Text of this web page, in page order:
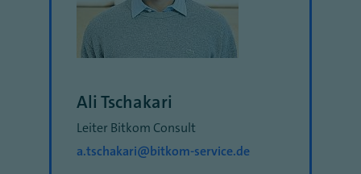
Ali Tschakari
Leiter Bitkom Consult
a.tschakari@bitkom-service.de